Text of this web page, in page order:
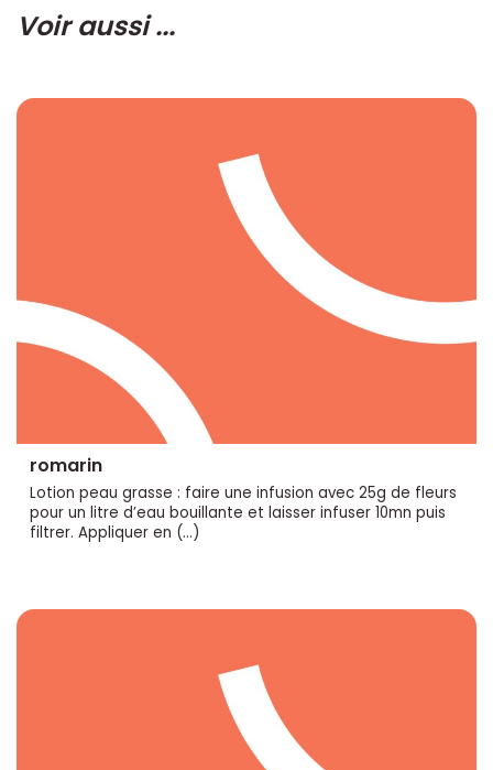
Voir aussi ...
romarin
Lotion peau grasse : faire une infusion avec 25g de fleurs
pour un litre d’eau bouillante et laisser infuser 10mn puis
filtrer. Appliquer en (…)